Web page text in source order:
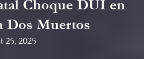
Choque DUI en
Dos Muertos
25, 2025